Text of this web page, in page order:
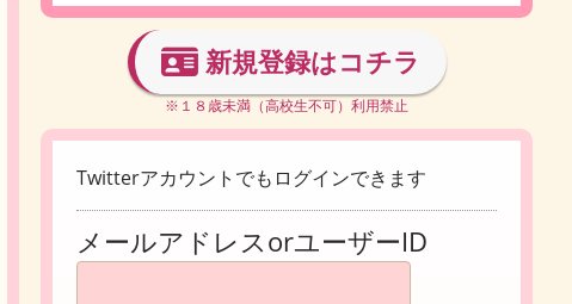
新規登録はコチラ
※１８歳未満（高校生不可）利用禁止
Twitterアカウントでもログインできます
メールアドレスorユーザーID